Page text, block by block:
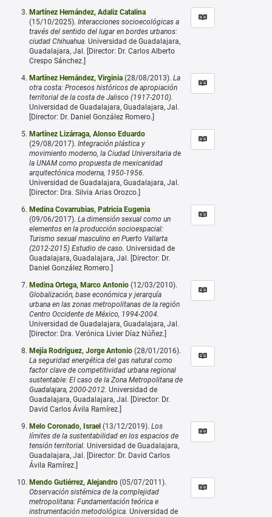
Martínez Hernández, Adaliz Catalina
(15/10/2025). Interacciones socioecológicas a
través del sentido del lugar en bordes urbanos:
ciudad Chihuahua. Universidad de Guadalajara,
Guadalajara, Jal. [Director: Dr. Carlos Alberto
Crespo Sánchez.]
Martínez Hernández, Virginia (28/08/2013). La
otra costa: Procesos históricos de apropiación
territorial de la costa de Jalisco (1917-2010).
Universidad de Guadalajara, Guadalajara, Jal.
[Director: Dr. Daniel González Romero.]
Martínez Lizárraga, Alonso Eduardo
(29/08/2017). Integración plástica y
movimiento moderno, la Ciudad Universitaria de
la UNAM como propuesta de mexicanidad
arquitectónica moderna, 1950-1956.
Universidad de Guadalajara, Guadalajara, Jal.
[Director: Dra. Silvia Arias Orozco.]
Medina Covarrubias, Patricia Eugenia
(09/06/2017). La dimensión sexual como un
elementos en la producción socioespacial:
Turismo sexual masculino en Puerto Vallarta
(2012-2015) Estudio de caso. Universidad de
Guadalajara, Guadalajara, Jal. [Director: Dr.
Daniel González Romero.]
Medina Ortega, Marco Antonio (12/03/2010).
Globalización, base económica y jerarquía
urbana en las zonas metropolitanas de la región
Centro Occidente de México, 1994-2004.
Universidad de Guadalajara, Guadalajara, Jal.
[Director: Dra. Verónica Livier Díaz Núñez.]
Mejía Rodríguez, Jorge Antonio (28/01/2016).
La seguridad energética del gas natural como
factor clave de competitividad urbana regional
sustentable: El caso de la Zona Metropolitana de
Guadalajara, 2000-2012. Universidad de
Guadalajara, Guadalajara, Jal. [Director: Dr.
David Carlos Ávila Ramírez.]
Melo Coronado, Israel (13/12/2019). Los
límites de la sustentabilidad en los espacios de
tensión territorial. Universidad de Guadalajara,
Guadalajara, Jal. [Director: Dr. David Carlos
Ávila Ramírez.]
Mendo Gutiérrez, Alejandro (05/07/2011).
Observación sistémica de la complejidad
metropolitana: Fundamentación teórica e
instrumentación metodológica. Universidad de